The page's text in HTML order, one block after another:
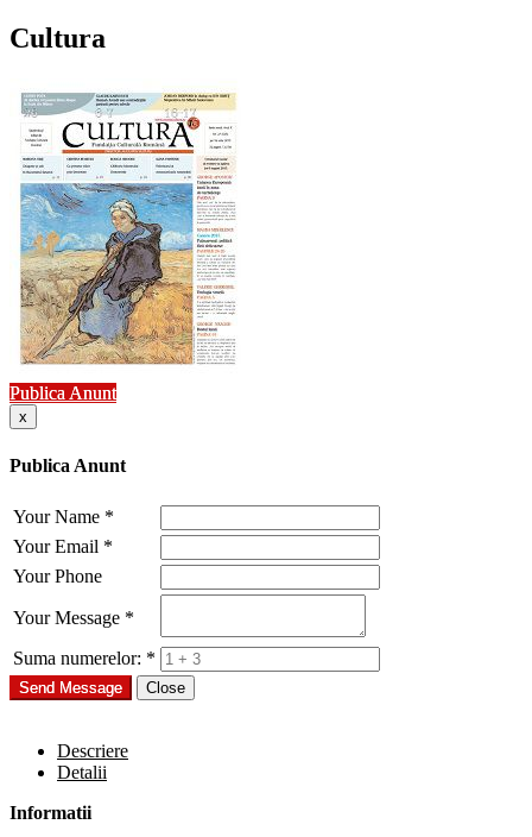
Cultura
Publica Anunt
x
Publica Anunt
Your Name *
Your Email *
Your Phone
Your Message *
Suma numerelor: *
Send Message Close
Descriere
Detalii
Informatii